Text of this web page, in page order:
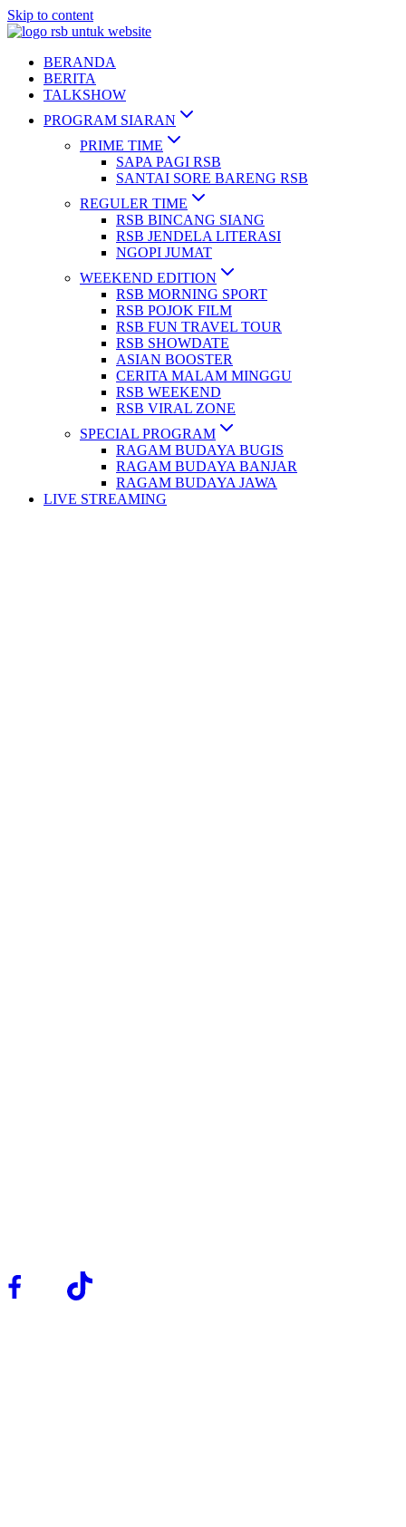
Skip to content
BERANDA
BERITA
TALKSHOW
PROGRAM SIARAN
PRIME TIME
SAPA PAGI RSB
SANTAI SORE BARENG RSB
REGULER TIME
RSB BINCANG SIANG
RSB JENDELA LITERASI
NGOPI JUMAT
WEEKEND EDITION
RSB MORNING SPORT
RSB POJOK FILM
RSB FUN TRAVEL TOUR
RSB SHOWDATE
ASIAN BOOSTER
CERITA MALAM MINGGU
RSB WEEKEND
RSB VIRAL ZONE
SPECIAL PROGRAM
RAGAM BUDAYA BUGIS
RAGAM BUDAYA BANJAR
RAGAM BUDAYA JAWA
LIVE STREAMING